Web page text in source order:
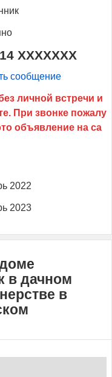
XXXXXXX
сообщение
2022
2023
в дачном
в